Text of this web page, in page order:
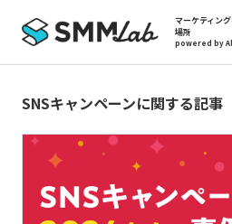
マーケティン
場所
powered by
SNSキャンペーンに関する記事